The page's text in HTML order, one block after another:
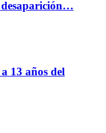
desaparición…
13 años del